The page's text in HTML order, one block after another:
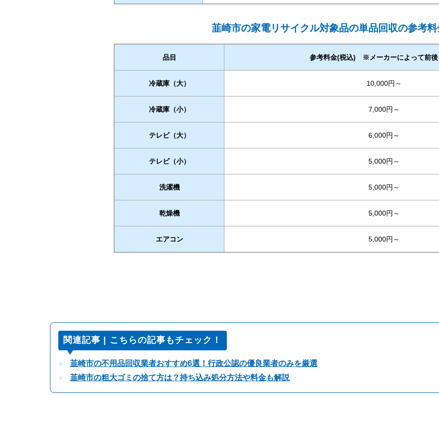
韮崎市の家電リサイクル対象品の単品回収の参考料
品目 参考料金(税込) ※メーカーによって前後
冷蔵庫（大） 10,000円～
冷蔵庫（小） 7,000円～
テレビ（大） 6,000円～
テレビ（小） 5,000円～
洗濯機 5,000円～
乾燥機 5,000円～
エアコン 5,000円～
関連記事 | こちらの記事もチェック！
韮崎市の不用品回収業者おすすめ6選！行政公認の優良業者のみを厳選
韮崎市の粗大ゴミの捨て方は？持ち込み処分方法や料金も解説